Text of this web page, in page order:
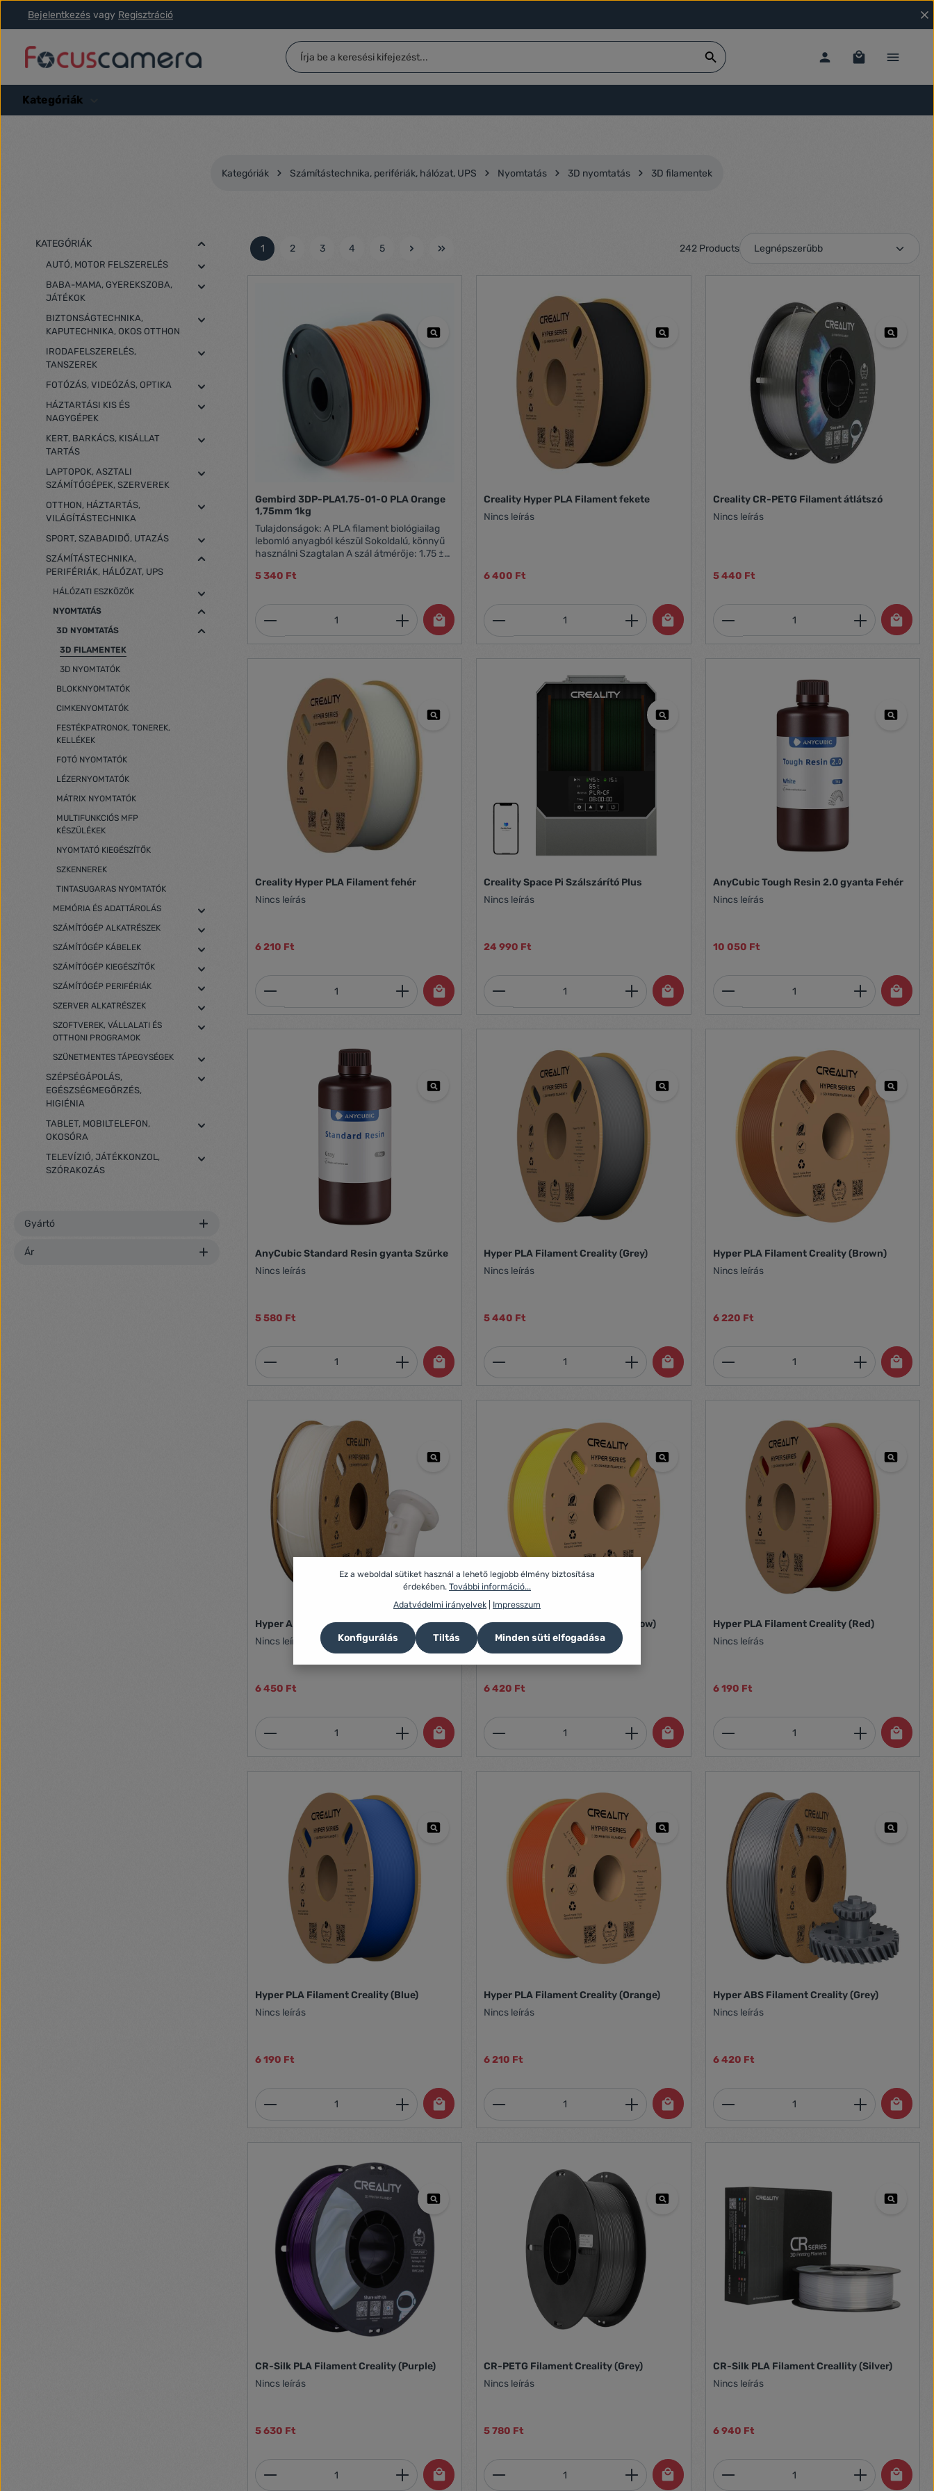
a fő tartalomra
Ugrás a kereséshez
Ugrás a fő navigációhoz
Bejelentkezés vagy Regisztráció
Kategóriák
Kategóriák Számítástechnika, perifériák, hálózat, UPS Nyomtatás 3D nyomtatás 3D filamentek
KATEGÓRIÁK
AUTÓ, MOTOR FELSZERELÉS
BABA-MAMA, GYEREKSZOBA,
JÁTÉKOK
BIZTONSÁGTECHNIKA,
KAPUTECHNIKA, OKOS OTTHON
IRODAFELSZERELÉS,
TANSZEREK
FOTÓZÁS, VIDEÓZÁS, OPTIKA
HÁZTARTÁSI KIS ÉS
NAGYGÉPEK
KERT, BARKÁCS, KISÁLLAT
TARTÁS
LAPTOPOK, ASZTALI
SZÁMÍTÓGÉPEK, SZERVEREK
OTTHON, HÁZTARTÁS,
VILÁGÍTÁSTECHNIKA
SPORT, SZABADIDŐ, UTAZÁS
SZÁMÍTÁSTECHNIKA,
PERIFÉRIÁK, HÁLÓZAT, UPS
HÁLÓZATI ESZKÖZÖK
NYOMTATÁS
3D NYOMTATÁS
3D FILAMENTEK
3D NYOMTATÓK
BLOKKNYOMTATÓK
CIMKENYOMTATÓK
FESTÉKPATRONOK, TONEREK,
KELLÉKEK
FOTÓ NYOMTATÓK
LÉZERNYOMTATÓK
MÁTRIX NYOMTATÓK
MULTIFUNKCIÓS MFP
KÉSZÜLÉKEK
NYOMTATÓ KIEGÉSZÍTŐK
SZKENNEREK
TINTASUGARAS NYOMTATÓK
MEMÓRIA ÉS ADATTÁROLÁS
SZÁMÍTÓGÉP ALKATRÉSZEK
SZÁMÍTÓGÉP KÁBELEK
SZÁMÍTÓGÉP KIEGÉSZÍTŐK
SZÁMÍTÓGÉP PERIFÉRIÁK
SZERVER ALKATRÉSZEK
SZOFTVEREK, VÁLLALATI ÉS
OTTHONI PROGRAMOK
SZÜNETMENTES TÁPEGYSÉGEK
SZÉPSÉGÁPOLÁS,
EGÉSZSÉGMEGŐRZÉS,
HIGIÉNIA
TABLET, MOBILTELEFON,
OKOSÓRA
TELEVÍZIÓ, JÁTÉKKONZOL,
SZÓRAKOZÁS
Gyártó
Ár
Oldal
1
Oldal
2
Oldal
3
Oldal
4
Oldal
5 242 Products
Gembird 3DP-PLA1.75-01-O PLA Orange
1,75mm 1kg
Tulajdonságok: A PLA filament biológiailag
lebomló anyagból készül Sokoldalú, könnyű
használni Szagtalan A szál átmérője: 1.75 ±
hőmérséklet: 190 - 220 °C
5 340 Ft
Termékmennyiség: Adja meg a kívánt mennyiséget, vagy használja a gombokat a
Creality Hyper PLA Filament fekete
Nincs leírás
6 400 Ft
Termékmennyiség: Adja meg a kívánt mennyiséget, vagy
Creality CR-PETG Filament átlátszó
Nincs leírás
5 440 Ft
Termékmennyiség: Adja
Creality Hyper PLA Filament fehér
Nincs leírás
6 210 Ft
Termékmennyiség: Adja meg a kívánt mennyiséget, vagy használja a gombokat a
Creality Space Pi Szálszárító Plus
Nincs leírás
24 990 Ft
Termékmennyiség: Adja meg a kívánt mennyiséget, vagy
AnyCubic Tough Resin 2.0 gyanta Fehér
Nincs leírás
10 050 Ft
Termékmennyiség: Adja
AnyCubic Standard Resin gyanta Szürke
Nincs leírás
5 580 Ft
Termékmennyiség: Adja meg a kívánt mennyiséget, vagy használja a gombokat a
Hyper PLA Filament Creality (Grey)
Nincs leírás
5 440 Ft
Termékmennyiség: Adja meg a kívánt mennyiséget, vagy
Hyper PLA Filament Creality (Brown)
Nincs leírás
6 220 Ft
Termékmennyiség: Adja
Hyper ABS Filament Creality (White)
Nincs leírás
6 450 Ft
Termékmennyiség: Adja meg a kívánt mennyiséget, vagy használja a gombokat a
Hyper PLA Filament Creality (Yellow)
Nincs leírás
6 420 Ft
Termékmennyiség: Adja meg a kívánt mennyiséget, vagy
Hyper PLA Filament Creality (Red)
Nincs leírás
6 190 Ft
Termékmennyiség: Adja
Hyper PLA Filament Creality (Blue)
Nincs leírás
6 190 Ft
Termékmennyiség: Adja meg a kívánt mennyiséget, vagy használja a gombokat a
Hyper PLA Filament Creality (Orange)
Nincs leírás
6 210 Ft
Termékmennyiség: Adja meg a kívánt mennyiséget, vagy
Hyper ABS Filament Creality (Grey)
Nincs leírás
6 420 Ft
Termékmennyiség: Adja
CR-Silk PLA Filament Creality (Purple)
Nincs leírás
5 630 Ft
Termékmennyiség: Adja meg a kívánt mennyiséget, vagy használja a gombokat a
CR-PETG Filament Creality (Grey)
Nincs leírás
5 780 Ft
Termékmennyiség: Adja meg a kívánt mennyiséget, vagy
CR-Silk PLA Filament Creallity (Silver)
Nincs leírás
6 940 Ft
Termékmennyiség: Adja
Ez a weboldal sütiket használ a lehető legjobb élmény biztosítása
érdekében. További információ...
Adatvédelmi irányelvek
Impresszum
Tiltás
Konfigurálás Minden süti elfogadása